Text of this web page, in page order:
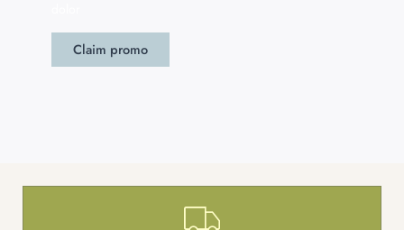
Claim promo